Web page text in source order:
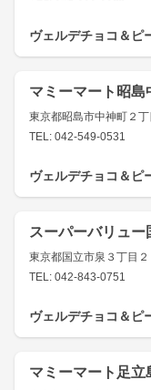
ヴェルデチョコ＆ピ
マミーマート昭島
東京都昭島市中神町２丁
TEL: 042-549-0531
ヴェルデチョコ＆ピ
スーパーバリュー
東京都国立市泉３丁目２
TEL: 042-843-0751
ヴェルデチョコ＆ピ
マミーマート足立